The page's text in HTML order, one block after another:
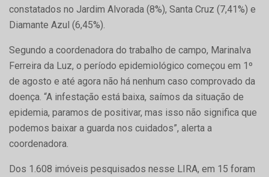
constatados no Jardim Alvorada (8%), Santa Cruz (7,41%) e
Diamante Azul (6,45%).
Segundo a coordenadora do trabalho de campo, Marinalva
Ferreira da Luz, o período epidemiológico começou em 1º
de agosto e até agora não há nenhum caso comprovado da
doença. “A infestação está baixa, saímos da situação de
epidemia, paramos de positivar, mas isso não significa que
podemos baixar a guarda nos cuidados”, alerta a
coordenadora.
Dos 1.608 imóveis pesquisados nesse LIRA, em 15 foram